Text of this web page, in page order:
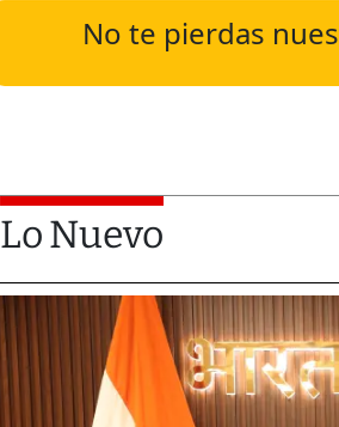
No te pierdas
Lo Nuevo